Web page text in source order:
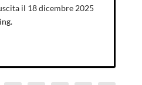
il 18 dicembre 2025